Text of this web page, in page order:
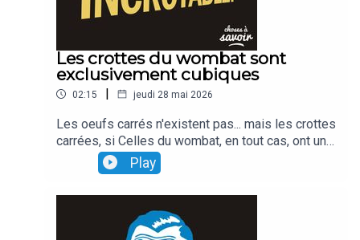
Les crottes du wombat sont
exclusivement cubiques
02:15 | jeudi 28 mai 2026
Les oeufs carrés n'existent pas... mais les crottes
carrées, si Celles du wombat, en tout cas, ont une
forme cubique Une curiosité qui s'explique par le
fonctionnement du système digestif de l'animal.
Play